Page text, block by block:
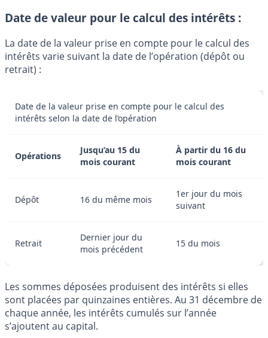
Date de valeur pour le calcul des intérêts :
La date de la valeur prise en compte pour le calcul des
intérêts varie suivant la date de l’opération (dépôt ou
retrait) :
Date de la valeur prise en compte pour le calcul des
intérêts selon la date de l’opération
Opérations
Jusqu’au 15 du
mois courant
À partir du 16 du
mois courant
Dépôt 16 du même mois
1er jour du mois
suivant
Retrait
Dernier jour du
mois précédent
15 du mois
Les sommes déposées produisent des intérêts si elles
sont placées par quinzaines entières. Au 31 décembre de
chaque année, les intérêts cumulés sur l’année
s’ajoutent au capital.